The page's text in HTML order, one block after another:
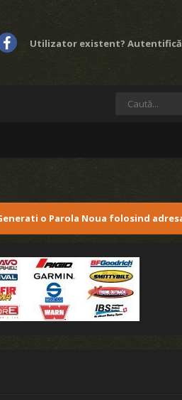
Utilizator existent?
o Parola Noua folosind